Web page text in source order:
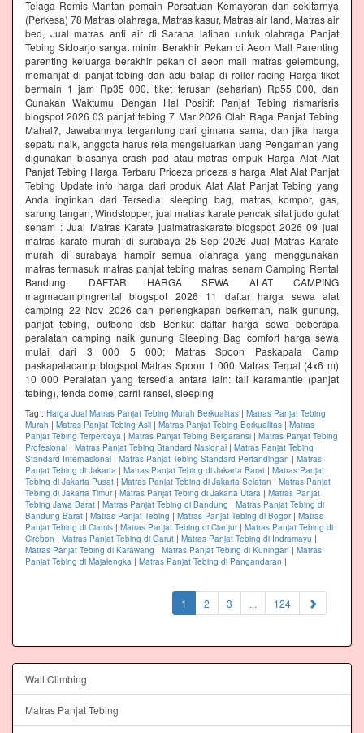
Telaga Remis Mantan pemain Persatuan Kemayoran dan sekitarnya
(Perkesa) 78 Matras olahraga, Matras kasur, Matras air land, Matras air
bed, Jual matras anti air di Sarana latihan untuk olahraga Panjat
Tebing Sidoarjo sangat minim Berakhir Pekan di Aeon Mall Parenting
parenting keluarga berakhir pekan di aeon mall matras gelembung,
memanjat di panjat tebing dan adu balap di roller racing Harga tiket
bermain 1 jam Rp35 000, tiket terusan (seharian) Rp55 000, dan
Gunakan Waktumu Dengan Hal Positif: Panjat Tebing rismarisris
blogspot 2026 03 panjat tebing 7 Mar 2026 Olah Raga Panjat Tebing
Mahal?, Jawabannya tergantung dari gimana sama, dan jika harga
sepatu naik, anggota harus rela mengeluarkan uang Pengaman yang
digunakan biasanya crash pad atau matras empuk Harga Alat Alat
Panjat Tebing Harga Terbaru Priceza priceza s harga Alat Alat Panjat
Tebing Update info harga dari produk Alat Alat Panjat Tebing yang
Anda inginkan dari Tersedia: sleeping bag, matras, kompor, gas,
sarung tangan, Windstopper, jual matras karate pencak silat judo gulat
senam : Jual Matras Karate jualmatraskarate blogspot 2026 09 jual
matras karate murah di surabaya 25 Sep 2026 Jual Matras Karate
murah di surabaya hampir semua olahraga yang menggunakan
matras termasuk matras panjat tebing matras senam Camping Rental
Bandung: DAFTAR HARGA SEWA ALAT CAMPING
magmacampingrental blogspot 2026 11 daftar harga sewa alat
camping 22 Nov 2026 dan perlengkapan berkemah, naik gunung,
panjat tebing, outbond dsb Berikut daftar harga sewa beberapa
peralatan camping naik gunung Sleeping Bag comfort harga sewa
mulai dari 3 000 5 000; Matras Spoon Paskapala Camp
paskapalacamp blogspot Matras Spoon 1 000 Matras Terpal (4x6 m)
10 000 Peralatan yang tersedia antara lain: tali karamantle (panjat
tebing), tenda dome, carril ransel, sleeping
Tag : Harga Jual Matras Panjat Tebing Murah Berkualitas | Matras Panjat Tebing
Murah | Matras Panjat Tebing Asli | Matras Panjat Tebing Berkualitas | Matras
Panjat Tebing Terpercaya | Matras Panjat Tebing Bergaransi | Matras Panjat Tebing
Profesional | Matras Panjat Tebing Standard Nasional | Matras Panjat Tebing
Standard Internasional | Matras Panjat Tebing Standard Pertandingan | Matras
Panjat Tebing di Jakarta | Matras Panjat Tebing di Jakarta Barat | Matras Panjat
Tebing di Jakarta Pusat | Matras Panjat Tebing di Jakarta Selatan | Matras Panjat
Tebing di Jakarta Timur| Matras Panjat Tebing di Jakarta Utara | Matras Panjat
Tebing Jawa Barat | Matras Panjat Tebing di Bandung | Matras Panjat Tebing di
Bandung Barat | Matras Panjat Tebing | Matras Panjat Tebing di Bogor| Matras
Panjat Tebing di Ciamis | Matras Panjat Tebing di Cianjur| Matras Panjat Tebing di
Cirebon | Matras Panjat Tebing di Garut | Matras Panjat Tebing di Indramayu |
Matras Panjat Tebing di Karawang | Matras Panjat Tebing di Kuningan | Matras
Panjat Tebing di Majalengka | Matras Panjat Tebing di Pangandaran |
1 (current)
2 3 ... 124
Wall Climbing
Matras Panjat Tebing